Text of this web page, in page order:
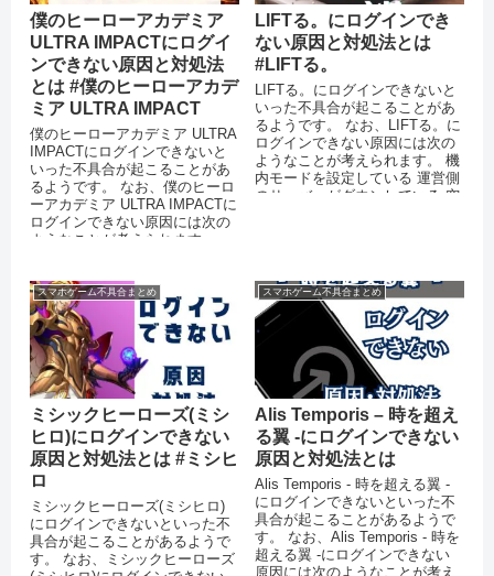
僕のヒーローアカデミア
ULTRA IMPACTにログイ
ンできない原因と対処法
とは #僕のヒーローアカデ
ミア ULTRA IMPACT
僕のヒーローアカデミア ULTRA
IMPACTにログインできないと
いった不具合が起こることがあ
るようです。 なお、僕のヒーロ
ーアカデミア ULTRA IMPACTに
ログインできない原因には次の
ようなことが考えられます。
LIFTる。にログインでき
ない原因と対処法とは
#LIFTる。
LIFTる。にログインできないと
いった不具合が起こることがあ
るようです。 なお、LIFTる。に
ログインできない原因には次の
ようなことが考えられます。 機
内モードを設定している 運営側
のサーバーがダウンしている 突
スマホゲーム不具合まとめ
ミシックヒーローズ(ミシ
ヒロ)にログインできない
原因と対処法とは #ミシヒ
ロ
ミシックヒーローズ(ミシヒロ)
にログインできないといった不
具合が起こることがあるようで
す。 なお、ミシックヒーローズ
スマホゲーム不具合まとめ
Alis Temporis – 時を超え
る翼 -にログインできない
原因と対処法とは
Alis Temporis - 時を超える翼 -
にログインできないといった不
具合が起こることがあるようで
す。 なお、Alis Temporis - 時を
超える翼 -にログインできない
原因には次のようなことが考え